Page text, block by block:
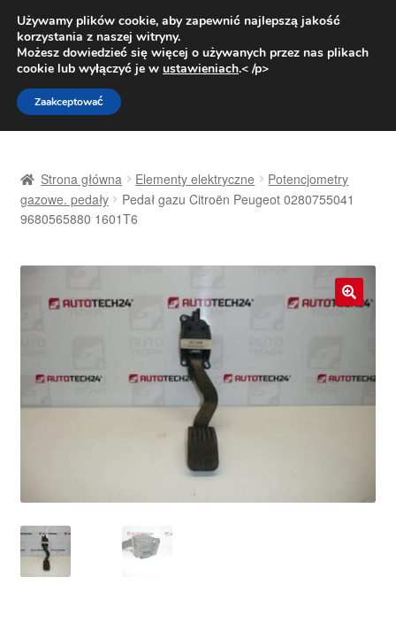
DOSTAWA od 31 zł
Pn.-pt. 9:00-16:00800 003 167
Przejdź
do
nawigacji
Przejdź
do
treści
Dostawa
O nas
Procedura reklamacyjna
Skarga
Strona główna Elementy elektryczne
Potencjometry
gazowe. pedały
Pedał gazu Citroën Peugeot 0280755041
9680565880 1601T6
Używamy plików cookie, aby zapewnić najlepszą jakość
korzystania z naszej witryny.
Możesz dowiedzieć się więcej o używanych przez nas plikach
cookie lub wyłączyć je w ustawieniach.< /p>
Zaakceptować